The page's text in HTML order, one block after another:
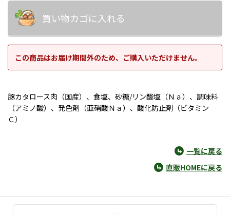
買い物カゴに入れる
この商品はお届け期間外のため、ご購入いただけません。
豚カタロース肉（国産）、食塩、砂糖/リン酸塩（Ｎａ）、調味料
（アミノ酸）、発色剤（亜硝酸Ｎａ）、酸化防止剤（ビタミン
Ｃ）
一覧に戻る
直販HOMEに戻る